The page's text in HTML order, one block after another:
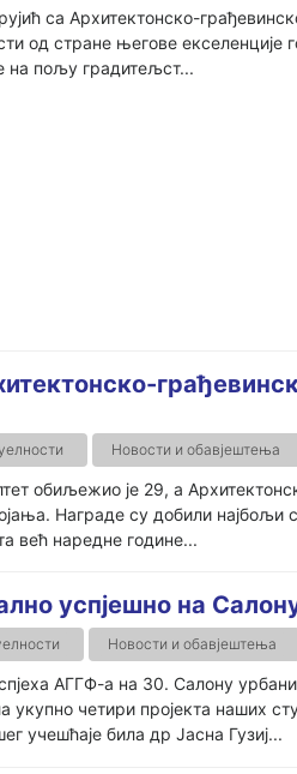
са Архитектонско-
од стране његове
на пољу градитељст...
Новости и обавјештења
обиљежио је 29, а
Награде су добили најбољи
већ наредне године...
успјешно на
Новости и обавјештења
АГГФ-а на 30. Салону
укупно четири пројекта наших
учешћаје била др Јасна Гузиј...